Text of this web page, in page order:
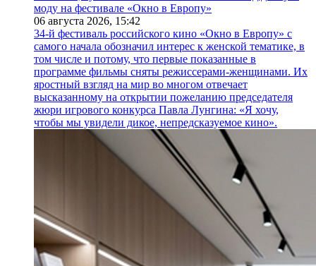
моду на фестивале «Окно в Европу»
06 августа 2026, 15:42
34-й фестиваль российского кино «Окно в Европу» с
самого начала обозначил интерес к женской тематике, в
том числе и потому, что первые показанные в
программе фильмы сняты режиссерами-женщинами. Их
яростный взгляд на мир во многом отвечает
высказанному на открытии пожеланию председателя
жюри игрового конкурса Павла Лунгина: «Я хочу,
чтобы мы увидели дикое, непредсказуемое кино».